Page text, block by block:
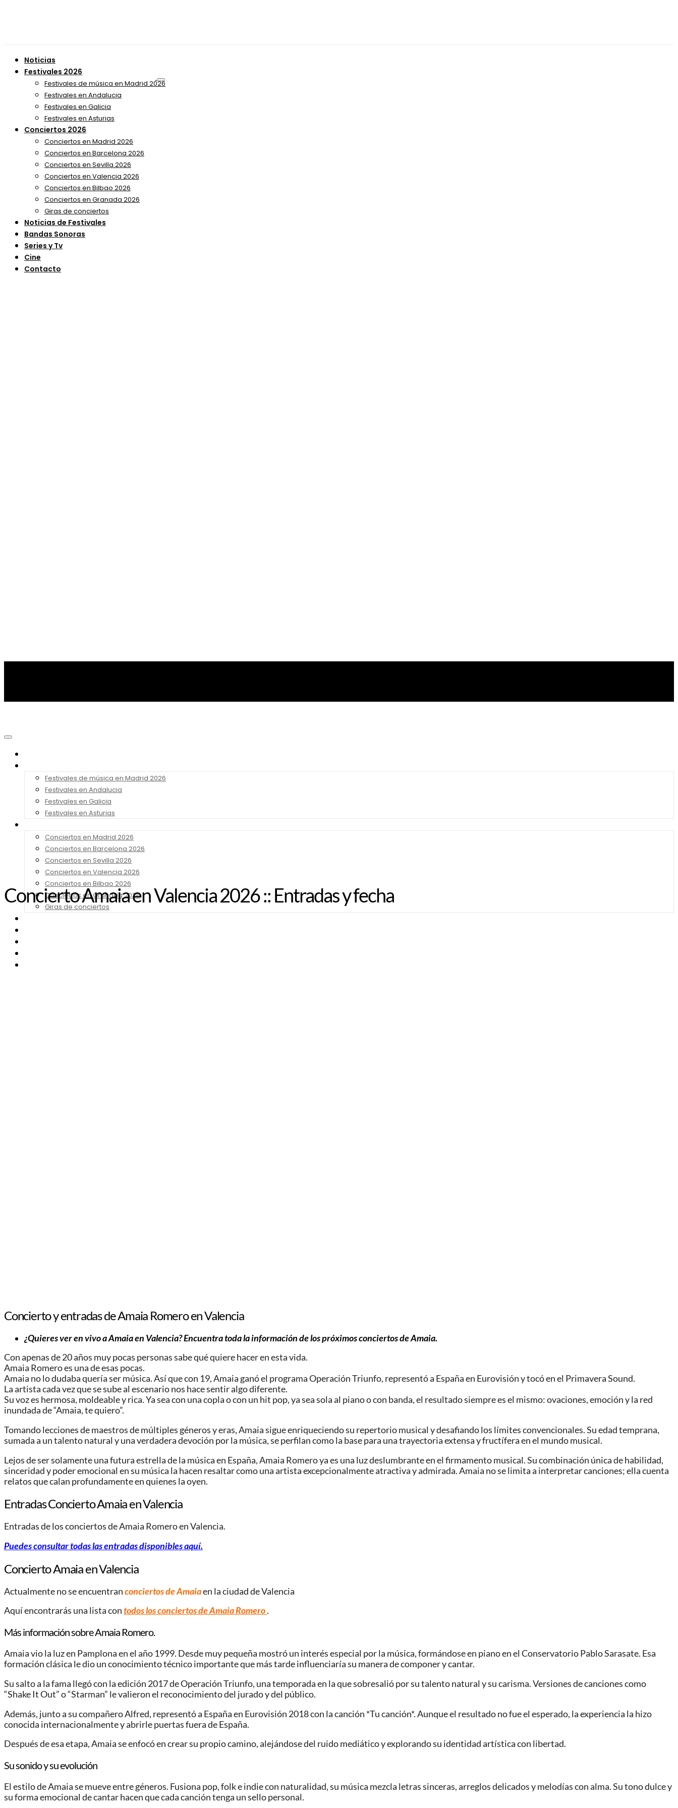
Noticias
Festivales 2026
Festivales de música en Madrid 2026
Festivales en Andalucia
Festivales en Galicia
Festivales en Asturias
Conciertos 2026
Conciertos en Madrid 2026
Conciertos en Barcelona 2026
Conciertos en Sevilla 2026
Conciertos en Valencia 2026
Conciertos en Bilbao 2026
Conciertos en Granada 2026
Giras de conciertos
Noticias de Festivales
Bandas Sonoras
Series y Tv
Cine
Contacto
Festivales de música en Madrid 2026
Festivales en Andalucia
Festivales en Galicia
Festivales en Asturias
Conciertos en Madrid 2026
Conciertos en Barcelona 2026
Conciertos en Sevilla 2026
Conciertos en Valencia 2026
Conciertos en Bilbao 2026
Conciertos en Granada 2026
Giras de conciertos
Concierto Amaia en Valencia 2026 :: Entradas y fecha
Concierto y entradas de Amaia Romero en Valencia
¿Quieres ver en vivo a Amaia en Valencia? Encuentra toda la información de los próximos conciertos de Amaia.
Con apenas de 20 años muy pocas personas sabe qué quiere hacer en esta vida.
Amaia Romero es una de esas pocas.
Amaia no lo dudaba quería ser música. Así que con 19, Amaia ganó el programa Operación Triunfo, representó a España en Eurovisión y tocó en el Primavera Sound.
La artista cada vez que se sube al escenario nos hace sentir algo diferente.
Su voz es hermosa, moldeable y rica. Ya sea con una copla o con un hit pop, ya sea sola al piano o con banda, el resultado siempre es el mismo: ovaciones, emoción y la red
inundada de “Amaia, te quiero”.
Tomando lecciones de maestros de múltiples géneros y eras, Amaia sigue enriqueciendo su repertorio musical y desafiando los límites convencionales. Su edad temprana,
sumada a un talento natural y una verdadera devoción por la música, se perfilan como la base para una trayectoria extensa y fructífera en el mundo musical.
Lejos de ser solamente una futura estrella de la música en España, Amaia Romero ya es una luz deslumbrante en el firmamento musical. Su combinación única de habilidad,
sinceridad y poder emocional en su música la hacen resaltar como una artista excepcionalmente atractiva y admirada. Amaia no se limita a interpretar canciones; ella cuenta
relatos que calan profundamente en quienes la oyen.
Entradas Concierto Amaia en Valencia
Entradas de los conciertos de Amaia Romeroen Valencia.
Puedes consultar todas las entradas disponibles aquí.
Concierto Amaiaen Valencia
Actualmente no se encuentranconciertos de Amaiaen la ciudad deValencia
Aquí encontrarás una lista contodos los conciertos de Amaia Romero.
Más información sobre Amaia Romero.
Amaia vio la luz en Pamplona en el año 1999. Desde muy pequeña mostró un interés especial por la música, formándose en piano en el Conservatorio Pablo Sarasate. Esa
formación clásica le dio un conocimiento técnico importante que más tarde influenciaría su manera de componer y cantar.
Su salto a la fama llegó con la edición 2017 de Operación Triunfo, una temporada en la que sobresalió por su talento natural y su carisma. Versiones de canciones como
“Shake It Out” o “Starman” le valieron el reconocimiento del jurado y del público.
Además, junto a su compañero Alfred, representó a España en Eurovisión 2018 con la canción *Tu canción*. Aunque el resultado no fue el esperado, la experiencia la hizo
conocida internacionalmente y abrirle puertas fuera de España.
Después de esa etapa, Amaia se enfocó en crear su propio camino, alejándose del ruido mediático y explorando su identidad artística con libertad.
Su sonido y su evolución
El estilo de Amaia se mueve entre géneros. Fusiona pop, folk e indie con naturalidad, su música mezcla letras sinceras, arreglos delicados y melodías con alma. Su tono dulce y
su forma emocional de cantar hacen que cada canción tenga un sello personal.